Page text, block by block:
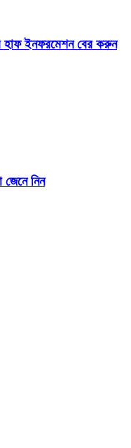
হাফ ইনফরমেশন বের করুন
নিন